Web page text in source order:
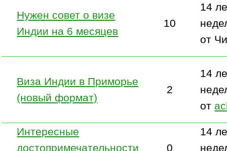
Нужен совет о визе
Индии на 6 месяцев
10
14
от
Виза Индии в Приморье
(новый формат)
2
14
от
Интересные
достопримечательности
0
14